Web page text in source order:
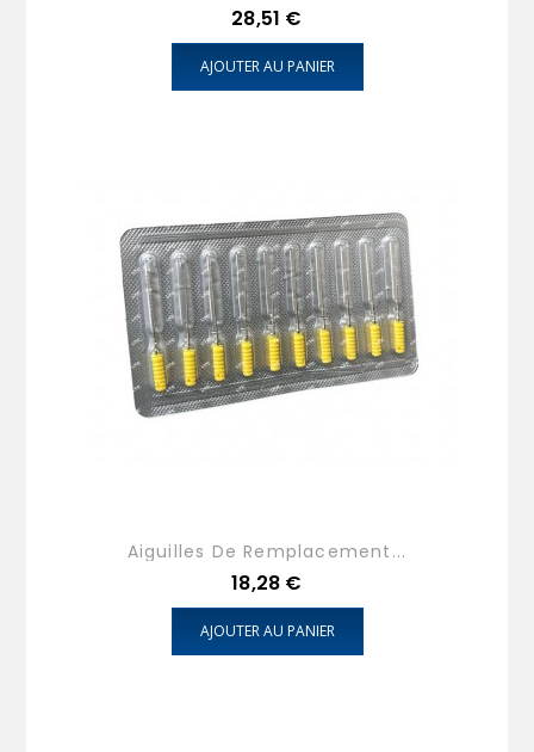
Prix
28,51 €
AJOUTER AU PANIER
Aiguilles De Remplacement...
Prix
18,28 €
AJOUTER AU PANIER